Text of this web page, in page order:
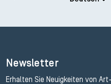
Newsletter
Erhalten Sie Neuigkeiten von